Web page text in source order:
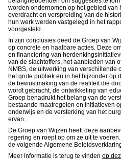
worden ondernomen op het gebied van
overdracht en verspreiding van de
hun werk werden vastgelegd in het
voorgesteld.
In zijn conclusies deed de Groep van
op concrete en haalbare acties. Deze
en financiering van
van de slachtoffers, het aanbieden van
NMBS, de uitwerking van verschillende
het grote publiek en in het bijzonder op
de bewustmaking van de realiteit die
wordt gebracht, de ontwikkeling van
Groep benadrukt het belang van de
bestaande maatregelen en initiatieven
onderwijs en de versterking van het
ervan.
De Groep van Wijzen heeft deze
regering en roept op om ze uit te
de volgende Algemene
Meer informatie is terug te vinden op